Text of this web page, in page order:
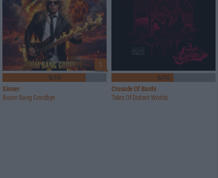
1
8/10
Sinner
Boom Bang Goodbye
6/10
Crusade Of Bards
Tales Of Distant Worlds